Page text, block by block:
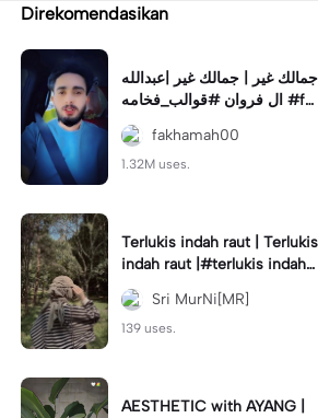
Direkomendasikan
جمالك غير | جمالك غير |عبدالله
ال فروان #قوالب_فخامه #fa
khamah00
fakhamah00
1.32M uses.
Terlukis indah raut | Terlukis
indah raut |#terlukis indah r
aut wajah mu dalam benakk
u
Sri MurNi[MR]
139 uses.
AESTHETIC with AYANG |